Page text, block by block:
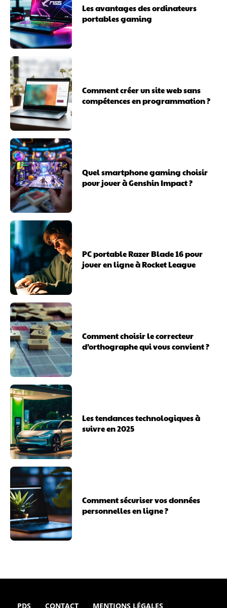
Les avantages des ordinateurs
portables gaming
Comment créer un site web sans
compétences en programmation ?
Quel smartphone gaming choisir
pour jouer à Genshin Impact ?
PC portable Razer Blade 16 pour
jouer en ligne à Rocket League
Comment choisir le correcteur
d’orthographe qui vous convient ?
Les tendances technologiques à
suivre en 2025
Comment sécuriser vos données
personnelles en ligne ?
PDS CONTACT MENTIONS LÉGALES